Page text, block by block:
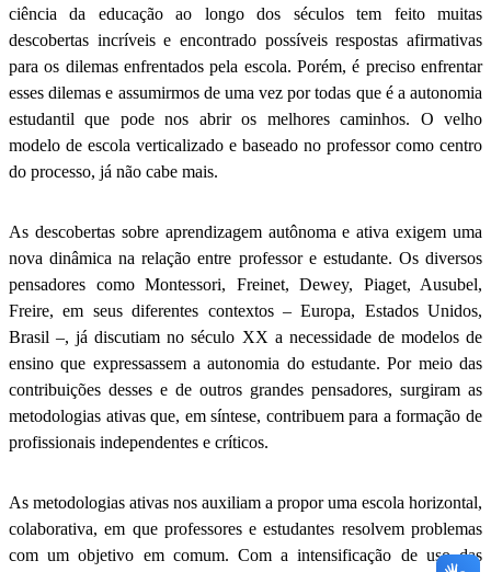
ciência da educação ao longo dos séculos tem feito muitas
descobertas incríveis e encontrado possíveis respostas afirmativas
para os dilemas enfrentados pela escola. Porém, é preciso enfrentar
esses dilemas e assumirmos de uma vez por todas que é a autonomia
estudantil que pode nos abrir os melhores caminhos. O velho
modelo de escola verticalizado e baseado no professor como centro
do processo, já não cabe mais.
As descobertas sobre aprendizagem autônoma e ativa exigem uma
nova dinâmica na relação entre professor e estudante. Os diversos
pensadores como Montessori, Freinet, Dewey, Piaget, Ausubel,
Freire, em seus diferentes contextos – Europa, Estados Unidos,
Brasil –, já discutiam no século XX a necessidade de modelos de
ensino que expressassem a autonomia do estudante. Por meio das
contribuições desses e de outros grandes pensadores, surgiram as
metodologias ativas que, em síntese, contribuem para a formação de
profissionais independentes e críticos.
As metodologias ativas nos auxiliam a propor uma escola horizontal,
colaborativa, em que professores e estudantes resolvem problemas
com um objetivo em comum. Com a intensificação de uso das